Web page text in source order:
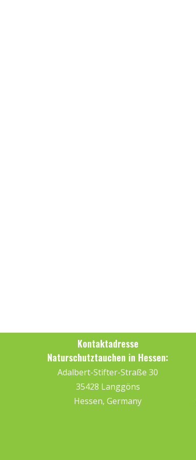
Kontaktadresse
Naturschutztauchen in Hessen:
Adalbert-Stifter-Straße 30
35428 Langgöns
Hessen, Germany